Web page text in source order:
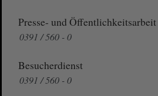
Presse- und Öffentlichkeitsarbeit
0391 / 560 - 0
Besucherdienst
0391 / 560 - 0